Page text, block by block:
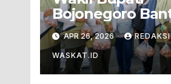
Bojonegoro
Jualan Telur
Di CFD Alun-
APR 26, 2026 REDAKSI
WASKAT.ID